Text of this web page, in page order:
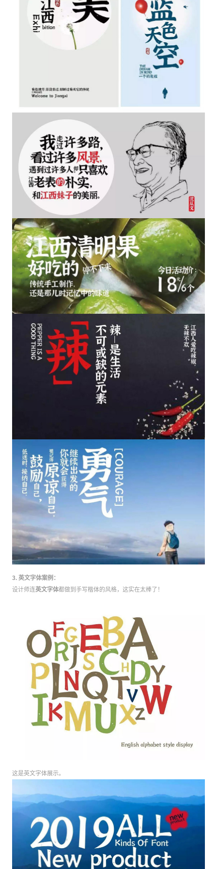
3. 英文字体案例：
设计师连英文字体都做到手写楷体的风格，这实在太棒了！
这是英文字体展示。